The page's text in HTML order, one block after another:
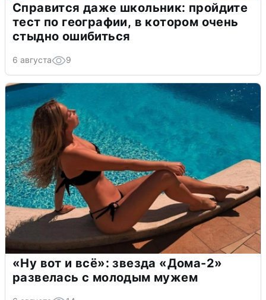
Справится даже школьник: пройдите
тест по географии, в котором очень
стыдно ошибиться
6 августа 9
«Ну вот и всё»: звезда «Дома-2»
развелась с молодым мужем